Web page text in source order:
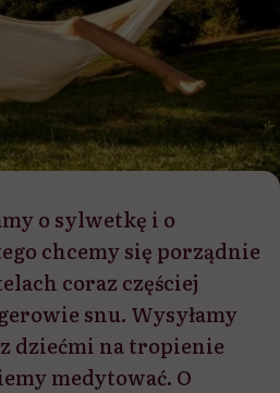
o sylwetkę i o
chcemy się porządnie
coraz częściej
snu. Wysyłamy
dziećmi na tropienie
medytować. O